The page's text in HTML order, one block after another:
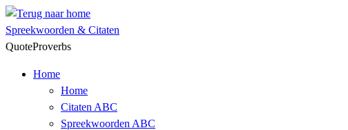
Skip
to
content
Spreekwoorden & Citaten
QuoteProverbs
Home
Home
Citaten ABC
Spreekwoorden ABC